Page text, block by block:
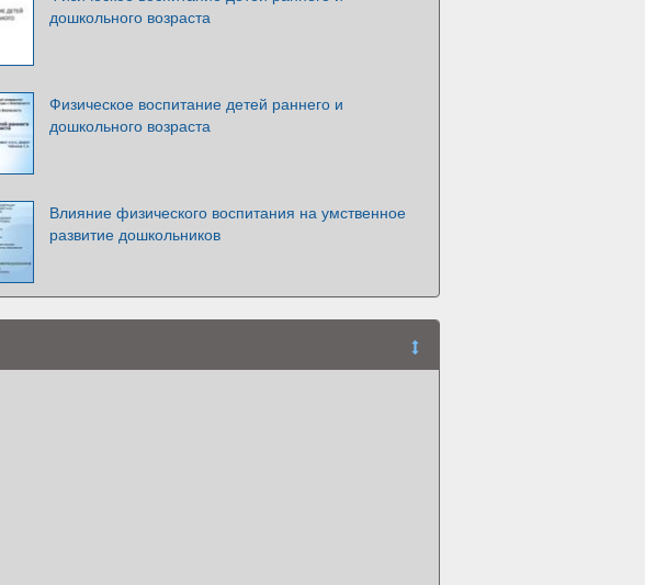
дошкольного возраста
Физическое воспитание детей раннего и
дошкольного возраста
Влияние физического воспитания на умственное
развитие дошкольников